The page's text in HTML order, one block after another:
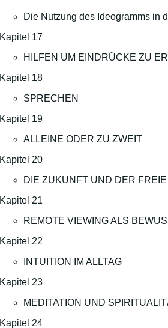
Die Nutzung des Ideogramms in
Kapitel 17
HILFEN UM EINDRÜCKE ZU
Kapitel 18
SPRECHEN
Kapitel 19
ALLEINE ODER ZU ZWEIT
Kapitel 20
DIE ZUKUNFT UND DER
Kapitel 21
REMOTE VIEWING ALS
Kapitel 22
INTUITION IM ALLTAG
Kapitel 23
MEDITATION UND
Kapitel 24